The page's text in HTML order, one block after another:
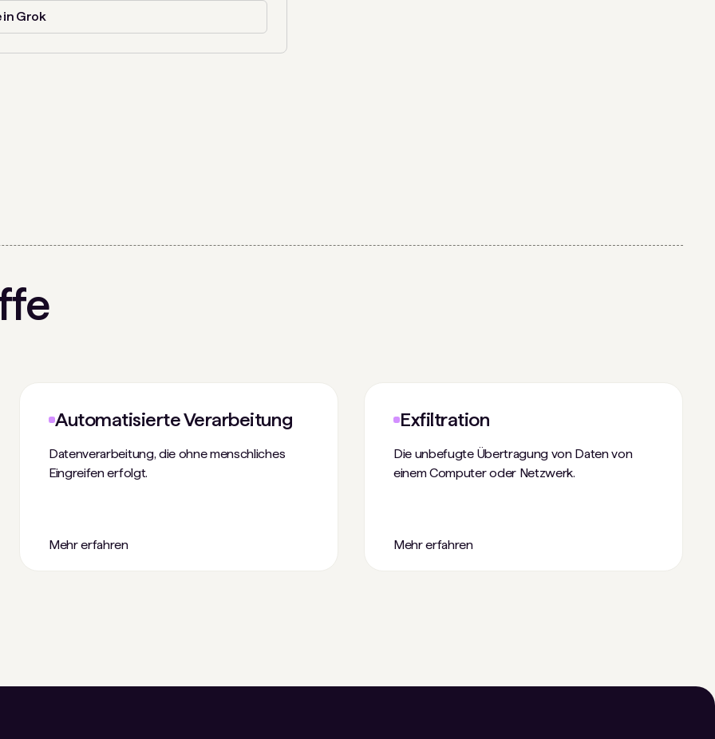
in Grok
Automatisierte Verarbeitung
Datenverarbeitung, die ohne menschliches
Eingreifen erfolgt.
Mehr erfahren
Exfiltration
Die unbefugte Übertragung von Daten von
einem Computer oder Netzwerk.
Mehr erfahren